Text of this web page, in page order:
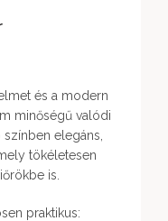
és a modern
minőségű valódi
elegáns,
tökéletesen
is.
praktikus: